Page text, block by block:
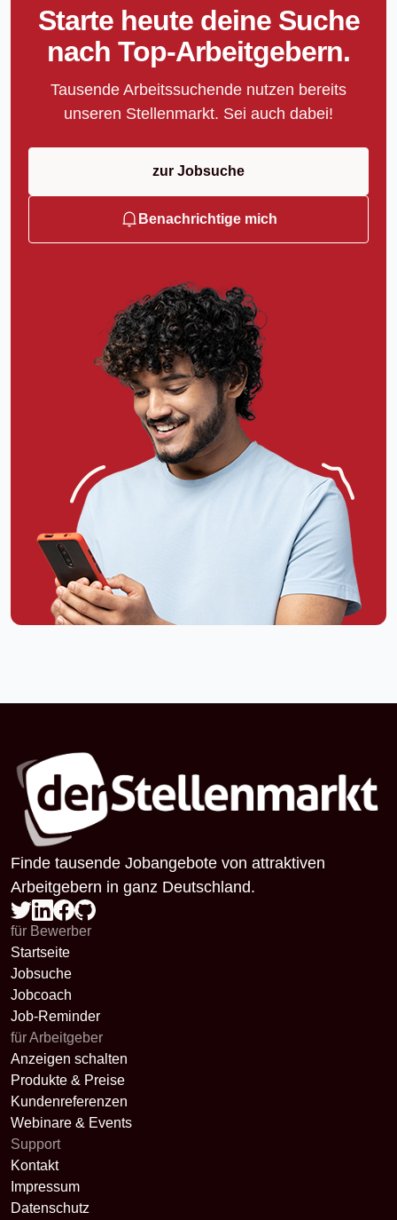
Starte heute deine Suche
nach Top-Arbeitgebern.
Tausende Arbeitssuchende nutzen bereits
unseren Stellenmarkt. Sei auch dabei!
zur Jobsuche
Benachrichtige mich
Finde tausende Jobangebote von attraktiven
Arbeitgebern in ganz Deutschland.
für Bewerber
Startseite
Jobsuche
Jobcoach
Job-Reminder
für Arbeitgeber
Anzeigen schalten
Produkte & Preise
Kundenreferenzen
Webinare & Events
Support
Kontakt
Impressum
Datenschutz